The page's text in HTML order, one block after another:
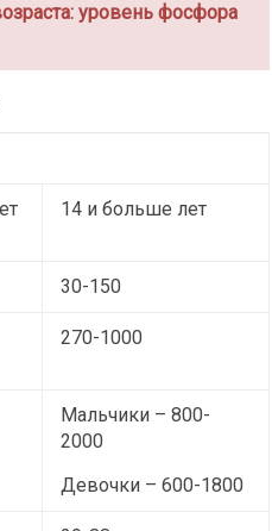
уровень фосфора
14 и больше лет
30-150
270-1000
Мальчики – 800-
2000
Девочки – 600-1800